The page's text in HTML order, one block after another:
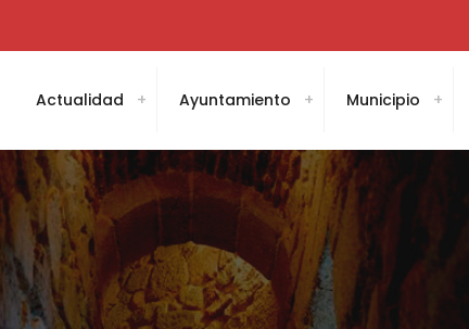
Actualidad Ayuntamiento Municipio